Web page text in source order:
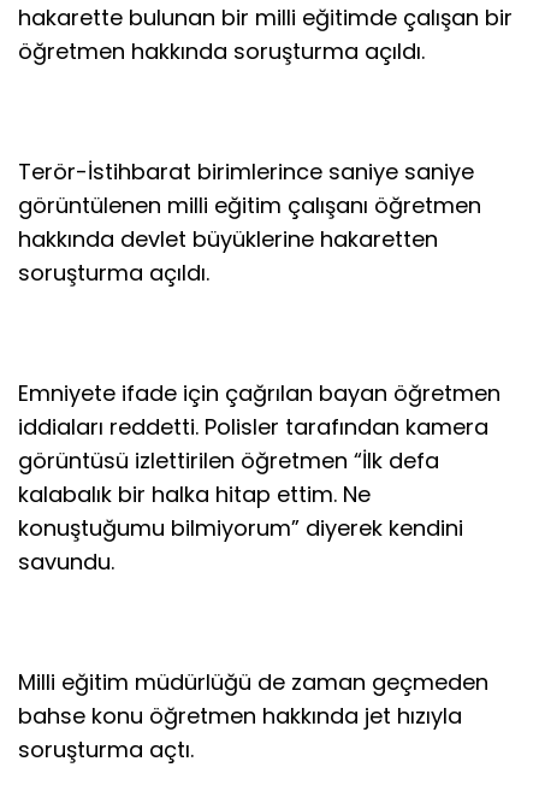
hakarette bulunan bir milli eğitimde çalışan bir
öğretmen hakkında soruşturma açıldı.
Terör-İstihbarat birimlerince saniye saniye
görüntülenen milli eğitim çalışanı öğretmen
hakkında devlet büyüklerine hakaretten
soruşturma açıldı.
Emniyete ifade için çağrılan bayan öğretmen
iddiaları reddetti. Polisler tarafından kamera
görüntüsü izlettirilen öğretmen “İlk defa
kalabalık bir halka hitap ettim. Ne
konuştuğumu bilmiyorum” diyerek kendini
savundu.
Milli eğitim müdürlüğü de zaman geçmeden
bahse konu öğretmen hakkında jet hızıyla
soruşturma açtı.